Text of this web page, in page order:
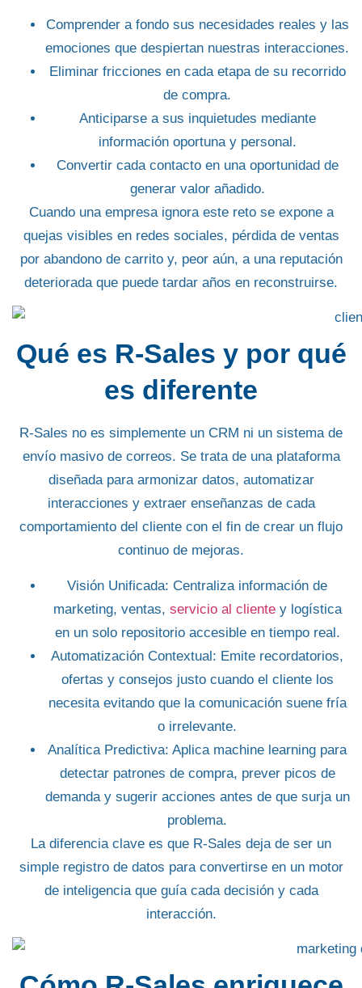
Comprender a fondosus necesidades reales y las
emociones que despiertan nuestras interacciones.
Eliminar fricciones en cada etapa de su recorrido
de compra.
Anticiparsea sus inquietudes mediante
información oportuna y personal.
Convertir cada contactoen una oportunidad de
generar valor añadido.
Cuando una empresa ignora este reto se expone a
quejas visibles enredes sociales, pérdida de ventas
por abandono de carrito y, peor aún, a una reputación
deteriorada que puede tardar años en reconstruirse.
Qué es R-Sales y por qué
es diferente
R-Sales no es simplemente un CRM ni un sistema de
envío masivo de correos. Se trata de una plataforma
diseñada para armonizar datos, automatizar
interacciones y extraer enseñanzas de cada
comportamiento del cliente con el fin de crear un flujo
continuo de mejoras.
Visión Unificada: Centraliza información de
marketing, ventas, servicio al cliente y logística
en un solo repositorio accesible en tiempo real.
Automatización Contextual: Emite recordatorios,
ofertas y consejos justo cuando el cliente los
necesita evitando que la comunicación suene fría
o irrelevante.
Analítica Predictiva: Aplica machine learning para
detectar patrones de compra, prever picos de
demanda y sugerir acciones antes de que surja un
problema.
La diferencia clave es que R-Sales deja de ser un
simple registro de datos para convertirse en un motor
de inteligencia que guía cada decisión y cada
interacción.